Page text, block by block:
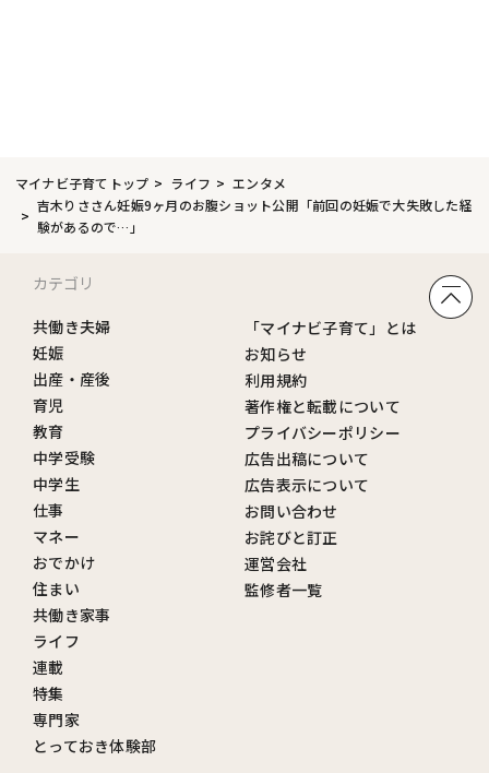
マイナビ子育てトップ ライフ
エンタメ
吉木りささん妊娠9ヶ月のお腹ショット公開「前回の妊娠で大失敗した経
験があるので…」
カテゴリ
共働き夫婦
妊娠
出産・産後
育児
教育
中学受験
中学生
仕事
マネー
おでかけ
住まい
共働き家事
ライフ
連載
特集
専門家
とっておき体験部
「マイナビ子育て」とは
お知らせ
利用規約
著作権と転載について
プライバシーポリシー
広告出稿について
広告表示について
お問い合わせ
お詫びと訂正
運営会社
監修者一覧